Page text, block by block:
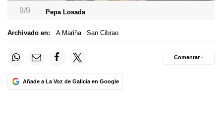
9/9 Pepa Losada
Archivado en: A Mariña San Cibrao
Añade a La Voz de Galicia en Google
Comentar ·